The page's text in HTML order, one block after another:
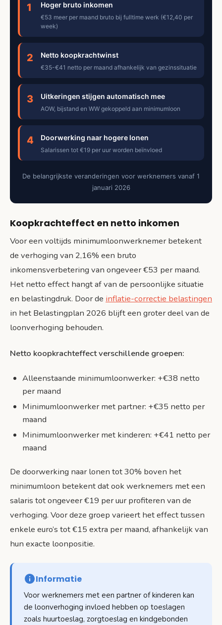
1 Hoger bruto inkomen
€53 meer per maand bruto bij fulltime werk (€12,40 per
week)
2 Netto koopkrachtwinst
€35-€41 netto per maand afhankelijk van gezinssituatie
3 Uitkeringen stijgen automatisch mee
AOW, bijstand en WW gekoppeld aan minimumloon
4 Doorwerking naar hogere lonen
Salarissen tot €19 per uur worden beïnvloed
De belangrijkste veranderingen voor werknemers vanaf 1
januari 2026
Koopkrachteffect en netto inkomen
Voor een voltijds minimumloonwerknemer betekent
de verhoging van 2,16% een bruto
inkomensverbetering van ongeveer €53 per maand.
Het netto effect hangt af van de persoonlijke situatie
en belastingdruk. Door de inflatie-correctie belastingen
in het Belastingplan 2026 blijft een groter deel van de
loonverhoging behouden.
Netto koopkrachteffect verschillende groepen:
Alleenstaande minimumloonwerker: +€38 netto
per maand
Minimumloonwerker met partner: +€35 netto per
maand
Minimumloonwerker met kinderen: +€41 netto per
maand
De doorwerking naar lonen tot 30% boven het
minimumloon betekent dat ook werknemers met een
salaris tot ongeveer €19 per uur profiteren van de
verhoging. Voor deze groep varieert het effect tussen
enkele euro’s tot €15 extra per maand, afhankelijk van
hun exacte loonpositie.
Informatie
Voor werknemers met een partner of kinderen kan
de loonverhoging invloed hebben op toeslagen
zoals huurtoeslag, zorgtoeslag en kindgebonden